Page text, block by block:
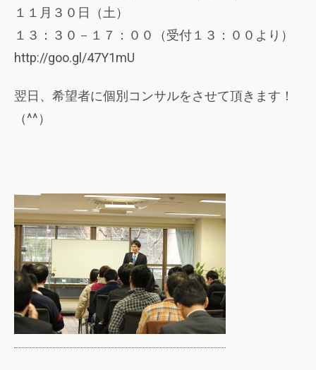
１１月３０日（土）
１３：３０－１７：００（受付１３：００より）
http://goo.gl/47Y1mU
翌日、希望者に個別コンサルをさせて頂きます！
（^^）